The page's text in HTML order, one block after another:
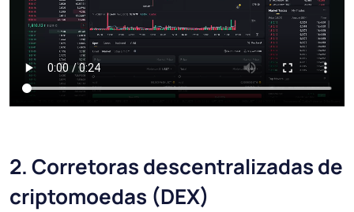
2. Corretoras descentralizadas de
criptomoedas (DEX)